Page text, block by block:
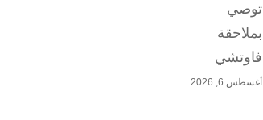
توصي
بملاحقة
فاوتشي
أغسطس 6, 2026